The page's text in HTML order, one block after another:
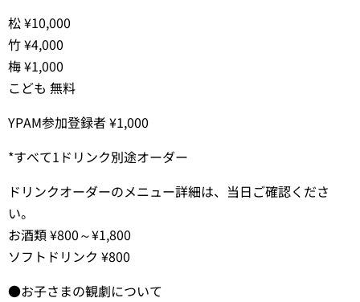
松 ¥10,000
竹 ¥4,000
梅 ¥1,000
こども 無料
YPAM参加登録者 ¥1,000
*すべて1ドリンク別途オーダー
ドリンクオーダーのメニュー詳細は、当日ご確認くださ
い。
お酒類 ¥800～¥1,800
ソフトドリンク ¥800
●お子さまの観劇について